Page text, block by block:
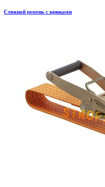
Стяжной ремень с крюками